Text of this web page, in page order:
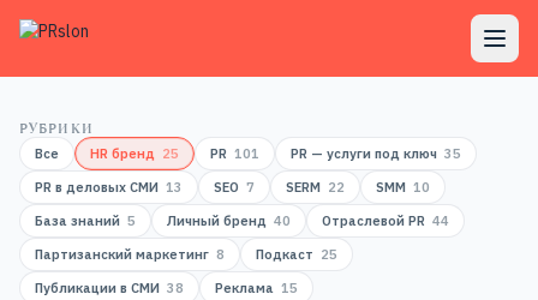
РУБРИКИ
Все
HR бренд 25 PR 101 PR — услуги под ключ 35
PR в деловых СМИ 13 SEO 7 SERM 22 SMM 10
База знаний 5 Личный бренд 40 Отраслевой PR 44
Партизанский маркетинг 8 Подкаст 25
Публикации в СМИ 38 Реклама 15